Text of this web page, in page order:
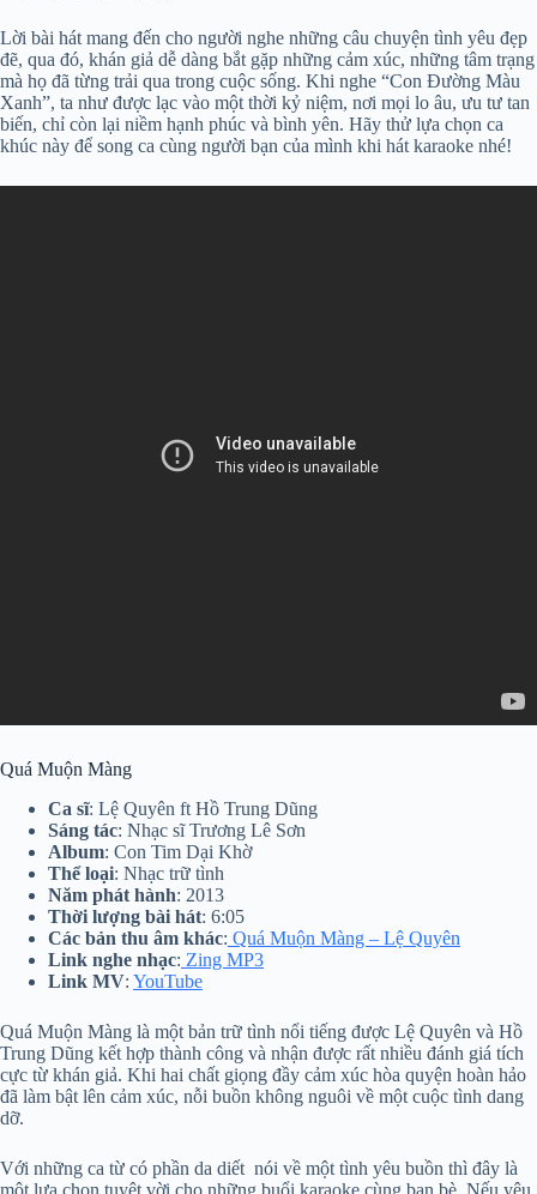
Lời bài hát mang đến cho người nghe những câu chuyện tình yêu đẹp
đẽ, qua đó, khán giả dễ dàng bắt gặp những cảm xúc, những tâm trạng
mà họ đã từng trải qua trong cuộc sống. Khi nghe “Con Đường Màu
Xanh”, ta như được lạc vào một thời kỷ niệm, nơi mọi lo âu, ưu tư tan
biến, chỉ còn lại niềm hạnh phúc và bình yên. Hãy thử lựa chọn ca
khúc này để song ca cùng người bạn của mình khi hát karaoke nhé!
Quá Muộn Màng
Ca sĩ: Lệ Quyên ft Hồ Trung Dũng
Sáng tác: Nhạc sĩ Trương Lê Sơn
Album: Con Tim Dại Khờ
Thể loại: Nhạc trữ tình
Năm phát hành: 2013
Thời lượng bài hát: 6:05
Các bản thu âm khác: Quá Muộn Màng – Lệ Quyên
Link nghe nhạc: Zing MP3
Link MV: YouTube
Quá Muộn Màng là một bản trữ tình nổi tiếng được Lệ Quyên và Hồ
Trung Dũng kết hợp thành công và nhận được rất nhiều đánh giá tích
cực từ khán giả. Khi hai chất giọng đầy cảm xúc hòa quyện hoàn hảo
đã làm bật lên cảm xúc, nỗi buồn không nguôi về một cuộc tình dang
dỡ.
Với những ca từ có phần da diết nói về một tình yêu buồn thì đây là